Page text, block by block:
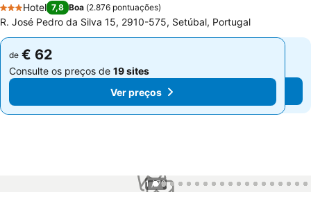
3 Estrelas
Hotel 7,8 Boa (2.876 pontuações)
R. José Pedro da Silva 15, 2910-575, Setúbal, Portugal
de € 62
Consulte os preços de 19 sites
Ver preços
de € 62
Consulte os preços de 19 sites
Ver preços
1 / 70